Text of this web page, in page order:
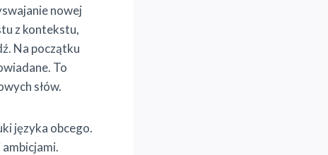
nowej
z kontekstu,
Na początku
To
słów.
języka obcego.